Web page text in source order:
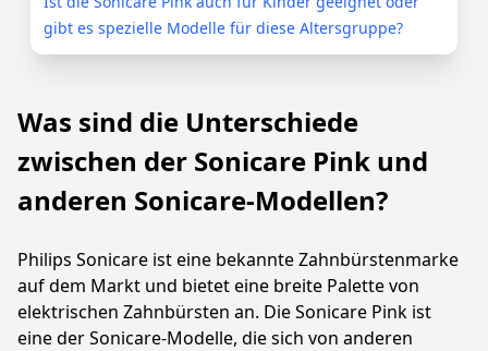
gibt es spezielle Modelle für diese Altersgruppe?
Was sind die Unterschiede
zwischen der Sonicare Pink und
anderen Sonicare-Modellen?
Philips Sonicare ist eine bekannte Zahnbürstenmarke
auf dem Markt und bietet eine breite Palette von
elektrischen Zahnbürsten an. Die Sonicare Pink ist
eine der Sonicare-Modelle, die sich von anderen